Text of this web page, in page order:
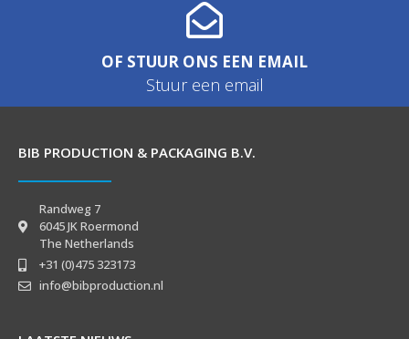
OF STUUR ONS EEN EMAIL
Stuur een email
BIB PRODUCTION & PACKAGING B.V.
Randweg 7
6045 JK Roermond
The Netherlands
+31 (0)475 323173
info@bibproduction.nl